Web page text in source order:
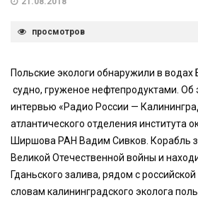
просмотров
Польские экологи обнаружили в водах
судно, груженое нефтепродуктами. Об
интервью «Радио России —
атлантического отделения института
Ширшова РАН Вадим Сивков. Корабль
Великой Отечественной войны и
Гданьского залива, рядом с
словам калининградского эколога